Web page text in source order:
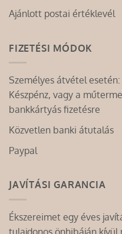
Ajánlott postai értéklevél
FIZETÉSI MÓDOK
Személyes átvétel esetén:
Készpénz, vagy a
bankkártyás fizetésre
Közvetlen banki átutalás
Paypal
JAVÍTÁSI GARANCIA
Ékszereimet egy éves
tulajdonos önhibáján kívül